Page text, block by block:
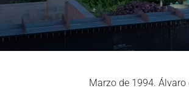
Marzo de 1994.